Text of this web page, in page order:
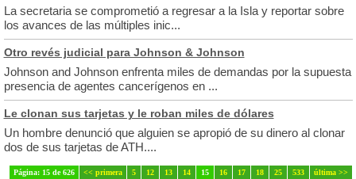
La secretaria se comprometió a regresar a la Isla y reportar sobre
los avances de las múltiples inic...
Otro revés judicial para Johnson & Johnson
Johnson and Johnson enfrenta miles de demandas por la supuesta
presencia de agentes cancerígenos en ...
Le clonan sus tarjetas y le roban miles de dólares
Un hombre denunció que alguien se apropió de su dinero al clonar
dos de sus tarjetas de ATH....
Página: 15 de 626 << primera 5 12 13 14 15 16 17 18 25 533 última >>